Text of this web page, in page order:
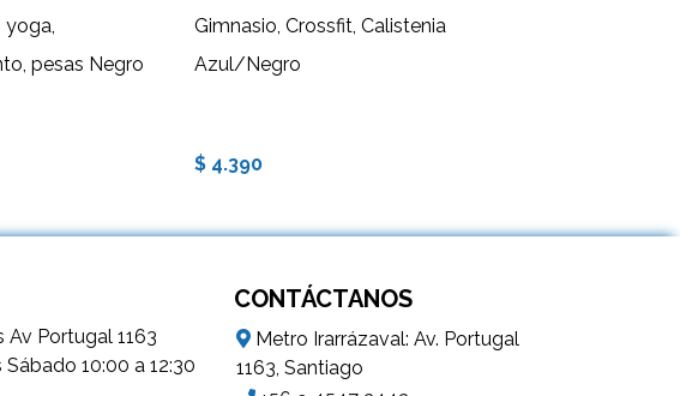
yoga,
pesas Negro
Gimnasio, Crossfit, Calistenia
Azul/Negro
$ 4.390
Portugal 1163
Sábado 10:00 a 12:30
CONTÁCTANOS
Metro Irarrázaval: Av. Portugal
1163, Santiago